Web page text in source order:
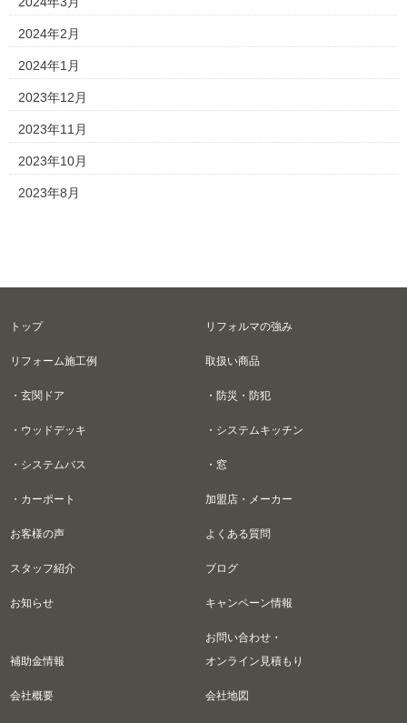
2024年2月
2024年1月
2023年12月
2023年11月
2023年10月
2023年8月
トップ リフォルマの強み
リフォーム施工例 取扱い商品
・玄関ドア ・防災・防犯
・ウッドデッキ ・システムキッチン
・システムバス ・窓
・カーポート 加盟店・メーカー
お客様の声 よくある質問
スタッフ紹介 ブログ
お知らせ キャンペーン情報
補助金情報
お問い合わせ・
オンライン見積もり
会社概要 会社地図